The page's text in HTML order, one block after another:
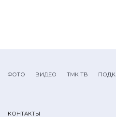
ФОТО ВИДЕО ТМК ТВ
КОНТАКТЫ